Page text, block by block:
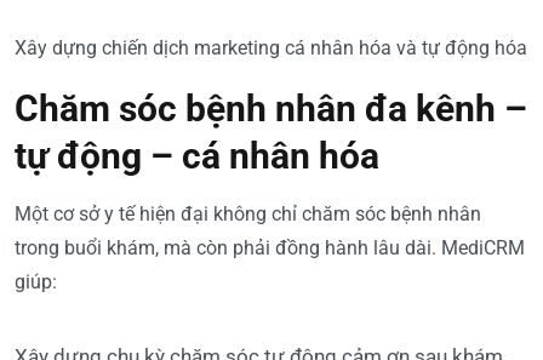
Xây dựng chiến dịch marketing cá nhân hóa và tự động hóa
Chăm sóc bệnh nhân đa kênh –
tự động – cá nhân hóa
Một cơ sở y tế hiện đại không chỉ chăm sóc bệnh nhân
trong buổi khám, mà còn phải đồng hành lâu dài. MediCRM
giúp: